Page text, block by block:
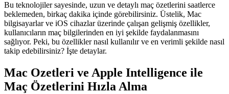
Bu teknolojiler sayesinde, uzun ve detaylı maç özetlerini saatlerce
beklemeden, birkaç dakika içinde görebilirsiniz. Üstelik, Mac
bilgisayarlar ve iOS cihazlar üzerinde çalışan gelişmiş özellikler,
kullanıcıların maç bilgilerinden en iyi şekilde faydalanmasını
sağlıyor. Peki, bu özellikler nasıl kullanılır ve en verimli şekilde nasıl
takip edebilirsiniz? İşte detaylar.
Mac Ozetleri ve Apple Intelligence ile
Maç Özetlerini Hızla Alma